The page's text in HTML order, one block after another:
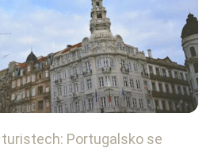
Portugalsko se